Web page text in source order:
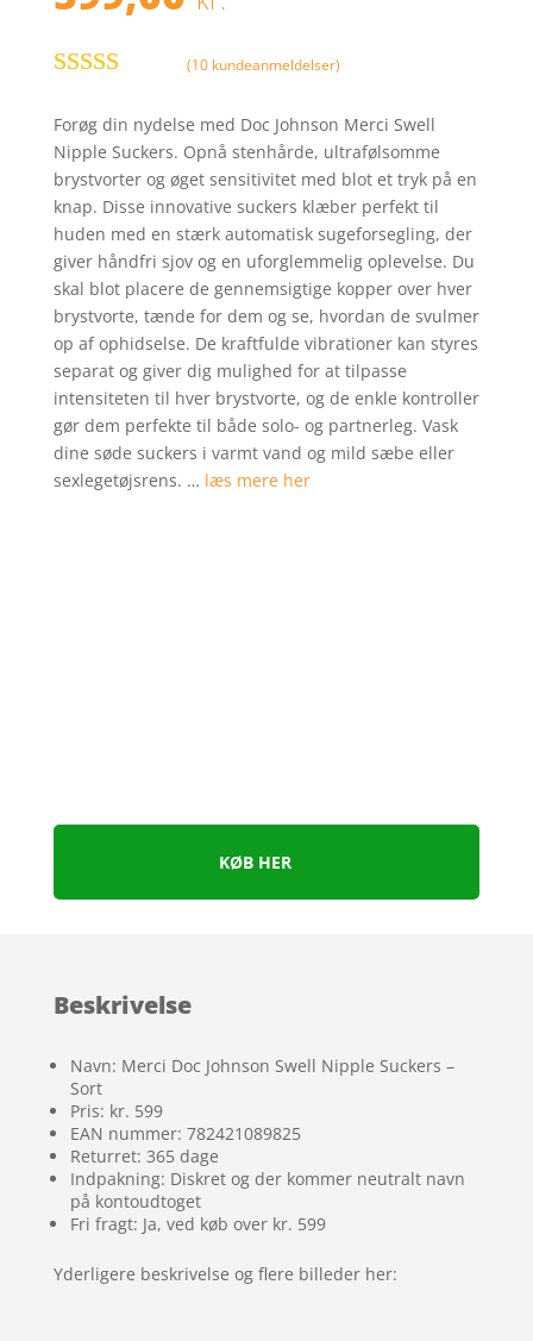
som4.3 ud
af 5
baseret på
kundebedø
mmelser
(10kundeanmeldelser)
Forøg din nydelse med Doc Johnson Merci Swell
Nipple Suckers. Opnå stenhårde, ultrafølsomme
brystvorter og øget sensitivitet med blot et tryk på en
knap. Disse innovative suckers klæber perfekt til
huden med en stærk automatisk sugeforsegling, der
giver håndfri sjov og en uforglemmelig oplevelse. Du
skal blot placere de gennemsigtige kopper over hver
brystvorte, tænde for dem og se, hvordan de svulmer
op af ophidselse. De kraftfulde vibrationer kan styres
separat og giver dig mulighed for at tilpasse
intensiteten til hver brystvorte, og de enkle kontroller
gør dem perfekte til både solo- og partnerleg. Vask
dine søde suckers i varmt vand og mild sæbe eller
sexlegetøjsrens. … læs mere her
KØB HER
Beskrivelse
Navn: Merci Doc Johnson Swell Nipple Suckers –
Sort
Pris: kr. 599
EAN nummer: 782421089825
Returret: 365 dage
Indpakning: Diskret og der kommer neutralt navn
på kontoudtoget
Fri fragt: Ja, ved køb over kr. 599
Yderligere beskrivelse og flere billeder her: